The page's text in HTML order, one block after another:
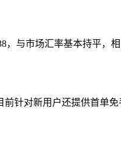
，与市场汇率基本持平，相
针对新用户还提供首单